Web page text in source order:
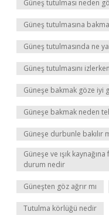
Güneş tutulması neden
Güneş tutulmasına
Güneş tutulmasında ne
Güneş tutulmasını
Güneşe bakmak göze iyi
Güneşe bakmak neden
Güneşe durbunle bakılır
Güneşe ve ışık
durum nedir
Güneşten göz ağrır mı
Tutulma körlüğü nedir